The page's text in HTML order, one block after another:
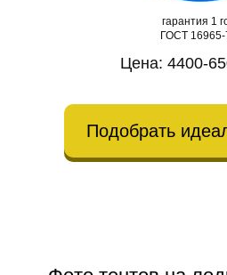
гарантия 1
ГОСТ 16965-
Цена: 4400-
Подобрать